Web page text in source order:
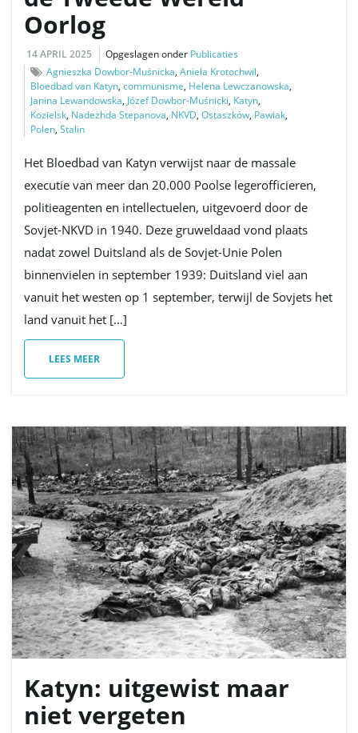
Oorlog
14 APRIL 2025 Opgeslagen onder Publicaties
Agnieszka Dowbor-Muśnicka, Aniela Krotochwil,
Bloedbad van Katyn, communisme, Helena Lewczanowska,
Janina Lewandowska, Józef Dowbor-Muśnicki, Katyn,
Kozielsk, Nadezhda Stepanova, NKVD, Ostaszków, Pawiak,
Polen, Stalin
Het Bloedbad van Katyn verwijst naar de massale
executie van meer dan 20.000 Poolse legerofficieren,
politieagenten en intellectuelen, uitgevoerd door de
Sovjet-NKVD in 1940. Deze gruweldaad vond plaats
nadat zowel Duitsland als de Sovjet-Unie Polen
binnenvielen in september 1939: Duitsland viel aan
vanuit het westen op 1 september, terwijl de Sovjets het
land vanuit het […]
LEES MEER
Katyn: uitgewist maar
niet vergeten